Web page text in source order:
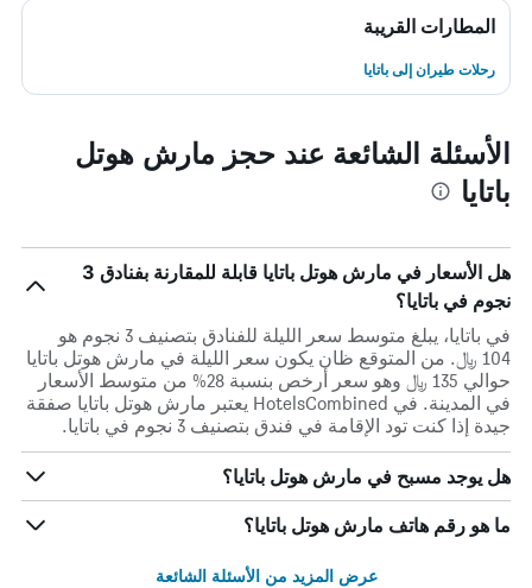
المطارات القريبة
رحلات طيران إلى باتايا
الأسئلة الشائعة عند حجز مارش هوتل
باتايا
هل الأسعار في مارش هوتل باتايا قابلة للمقارنة بفنادق 3
نجوم في باتايا؟
في باتايا، يبلغ متوسط ​​سعر الليلة للفنادق بتصنيف 3 نجوم هو
104 ﷼. من المتوقع ظان يكون سعر الليلة في مارش هوتل باتايا
حوالي 135 ﷼ وهو سعر أرخص بنسبة 28% من متوسط الأسعار
في المدينة. في HotelsCombined يعتبر مارش هوتل باتايا صفقة
جيدة إذا كنت تود الإقامة في فندق بتصنيف 3 نجوم في باتايا.
هل يوجد مسبح في مارش هوتل باتايا؟
ما هو رقم هاتف مارش هوتل باتايا؟
عرض المزيد من الأسئلة الشائعة